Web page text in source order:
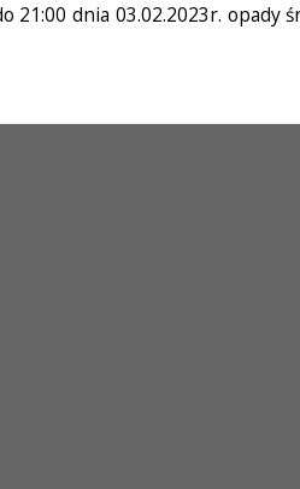
dnia 03.02.2023r. opady